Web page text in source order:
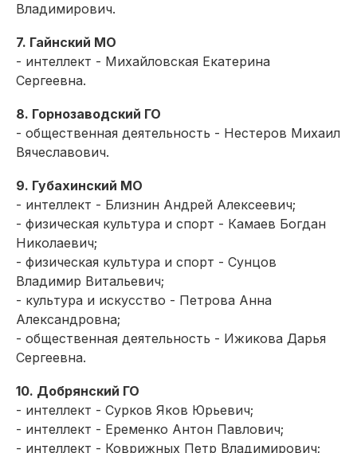
Владимирович.
7. Гайнский МО
- интеллект - Михайловская Екатерина
Сергеевна.
8. Горнозаводский ГО
- общественная деятельность - Нестеров Михаил
Вячеславович.
9. Губахинский МО
- интеллект - Близнин Андрей Алексеевич;
- физическая культура и спорт - Камаев Богдан
Николаевич;
- физическая культура и спорт - Сунцов
Владимир Витальевич;
- культура и искусство - Петрова Анна
Александровна;
- общественная деятельность - Ижикова Дарья
Сергеевна.
10. Добрянский ГО
- интеллект - Сурков Яков Юрьевич;
- интеллект - Еременко Антон Павлович;
- интеллект - Коврижных Петр Владимирович;